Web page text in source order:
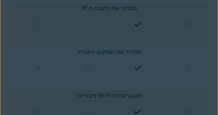
מסתיר את כתובת ה-IP
מסתיר את המיקום האמיתי
מגן ברשתות Wi-Fi ציבוריות